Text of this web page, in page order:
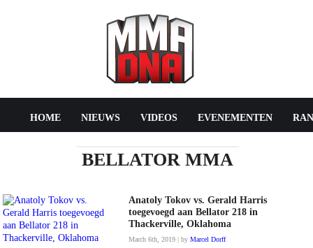
HOME NIEUWS VIDEOS EVENEMENTEN
BELLATOR MMA
Anatoly Tokov vs. Gerald Harris
toegevoegd aan Bellator 218 in
Thackerville, Oklahoma
March 6th, 2019 | byMarcel Dorff